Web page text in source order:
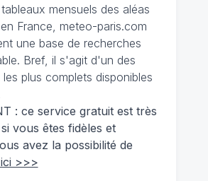
mensuels des aléas
France, meteo-paris.com
une base de recherches
Bref, il s'agit d'un des
plus complets disponibles
: ce service gratuit est très
vous êtes fidèles et
avez la possibilité de
>>>